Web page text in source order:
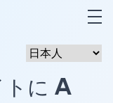
に A